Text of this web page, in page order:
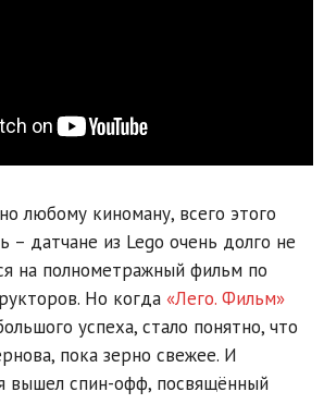
любому киноману, всего этого
– датчане из Lego очень долго не
на полнометражный фильм по
Но когда «Лего. Фильм»
успеха, стало понятно, что
пока зерно свежее. И
вышел спин-офф, посвящённый